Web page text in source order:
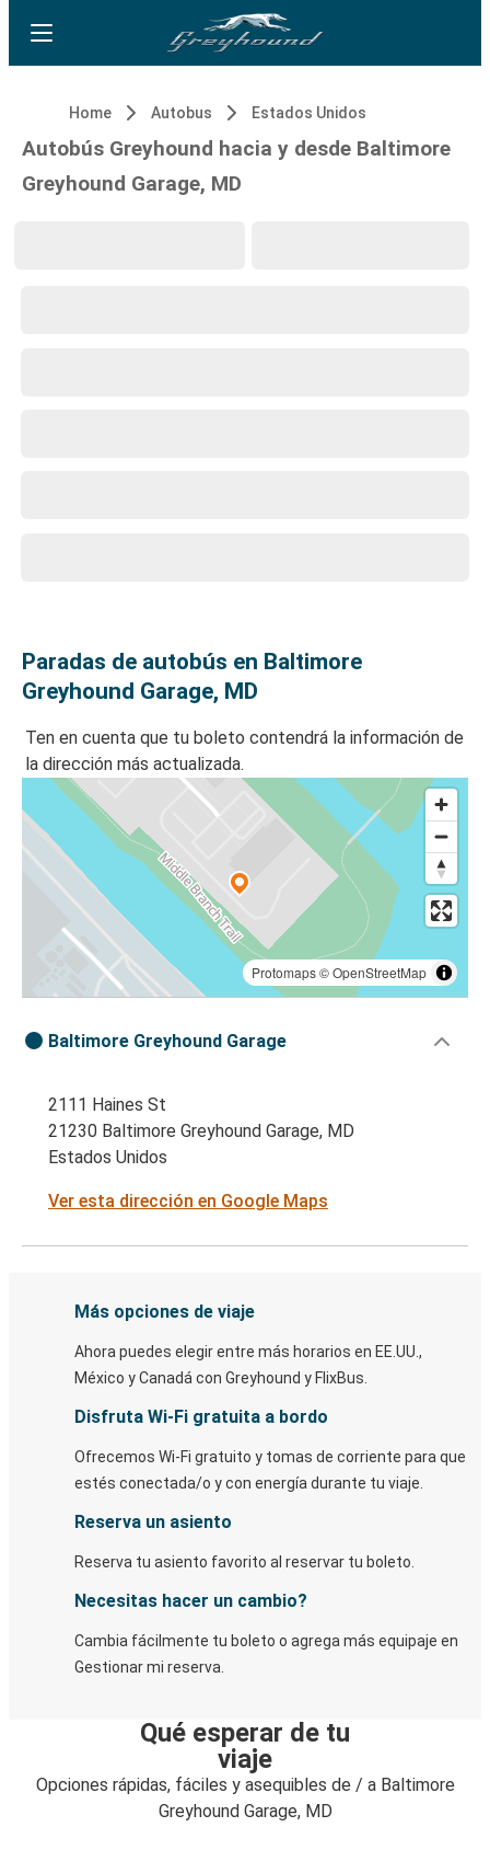
Home Autobus Estados Unidos
Autobús Greyhound hacia y desde Baltimore
Greyhound Garage, MD
Paradas de autobús en Baltimore
Greyhound Garage, MD
Ten en cuenta que tu boleto contendrá la información de
la dirección más actualizada.
Protomaps©OpenStreetMap
Baltimore Greyhound Garage
2111 Haines St
21230 Baltimore Greyhound Garage, MD
Estados Unidos
Ver esta dirección en Google Maps
Más opciones de viaje
Ahora puedes elegir entre más horarios en EE.UU.,
México y Canadá con Greyhound y FlixBus.
Disfruta Wi-Fi gratuita a bordo
Ofrecemos Wi-Fi gratuito y tomas de corriente para que
estés conectada/o y con energía durante tu viaje.
Reserva un asiento
Reserva tu asiento favorito al reservar tu boleto.
Necesitas hacer un cambio?
Cambia fácilmente tu boleto o agrega más equipaje en
Gestionar mi reserva.
Qué esperar de tu
viaje
Opciones rápidas, fáciles y asequibles de / a Baltimore
Greyhound Garage, MD